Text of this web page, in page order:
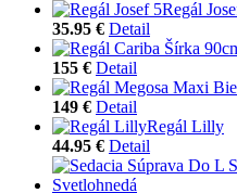
Regál
35.95 € Detail
155 € Detail
149 € Detail
Regál Lilly
44.95 € Detail